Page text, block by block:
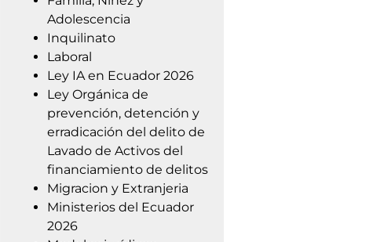
Adolescencia
Inquilinato
Laboral
Ley IA en Ecuador 2026
Ley Orgánica de
prevención, detención y
erradicación del delito de
Lavado de Activos del
financiamiento de delitos
Migracion y Extranjeria
Ministerios del Ecuador
2026